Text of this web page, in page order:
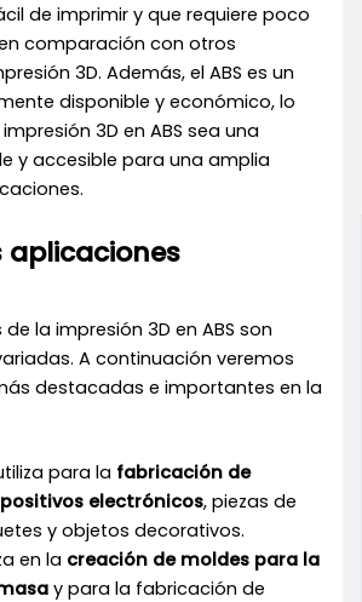
de imprimir y que requiere poco
comparación con otros
3D. Además, el ABS es un
disponible y económico, lo
3D en ABS sea una
y accesible para una amplia
aplicaciones
la impresión 3D en ABS son
A continuación veremos
destacadas e importantes en la
para la fabricación de
electrónicos, piezas de
y objetos decorativos.
en la creación de moldes para la
y para la fabricación de